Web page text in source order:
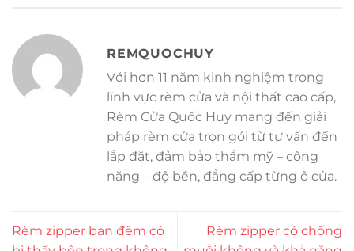
REMQUOCHUY
Với hơn 11 năm kinh nghiệm trong
lĩnh vực rèm cửa và nội thất cao cấp,
Rèm Cửa Quốc Huy mang đến giải
pháp rèm cửa trọn gói từ tư vấn đến
lắp đặt, đảm bảo thẩm mỹ – công
năng – độ bền, đẳng cấp từng ô cửa.
Rèm zipper ban đêm có
Rèm zipper có chống